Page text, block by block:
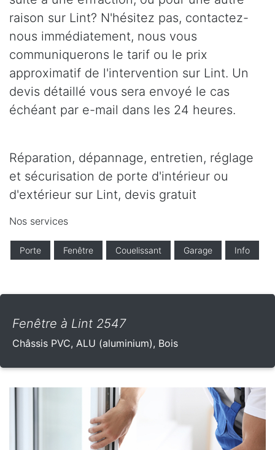
raison sur Lint? N'hésitez pas, contactez-
nous immédiatement, nous vous
communiquerons le tarif ou le prix
approximatif de l'intervention sur Lint. Un
devis détaillé vous sera envoyé le cas
échéant par e-mail dans les 24 heures.
Réparation, dépannage, entretien, réglage
et sécurisation de porte d'intérieur ou
d'extérieur sur Lint, devis gratuit
Nos services
Porte Fenêtre Couelissant Garage Info
Fenêtre à Lint 2547
Châssis PVC, ALU (aluminium), Bois